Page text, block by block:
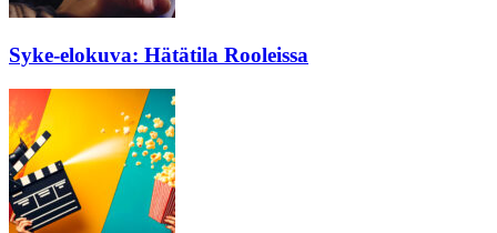
Syke-elokuva: Hätätila Rooleissa